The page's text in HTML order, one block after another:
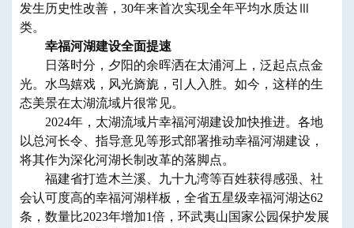
发生历史性改善，30年来首次实现全年平均水质达Ⅲ
类。
幸福河湖建设全面提速
日落时分，夕阳的余晖洒在太浦河上，泛起点点金
光。水鸟嬉戏，风光旖旎，引人入胜。如今，这样的生
态美景在太湖流域片很常见。
2024年，太湖流域片幸福河湖建设加快推进。各地
以总河长令、指导意见等形式部署推动幸福河湖建设，
将其作为深化河湖长制改革的落脚点。
福建省打造木兰溪、九十九湾等百姓获得感强、社
会认可度高的幸福河湖样板，全省五星级幸福河湖达62
条，数量比2023年增加1倍，环武夷山国家公园保护发展